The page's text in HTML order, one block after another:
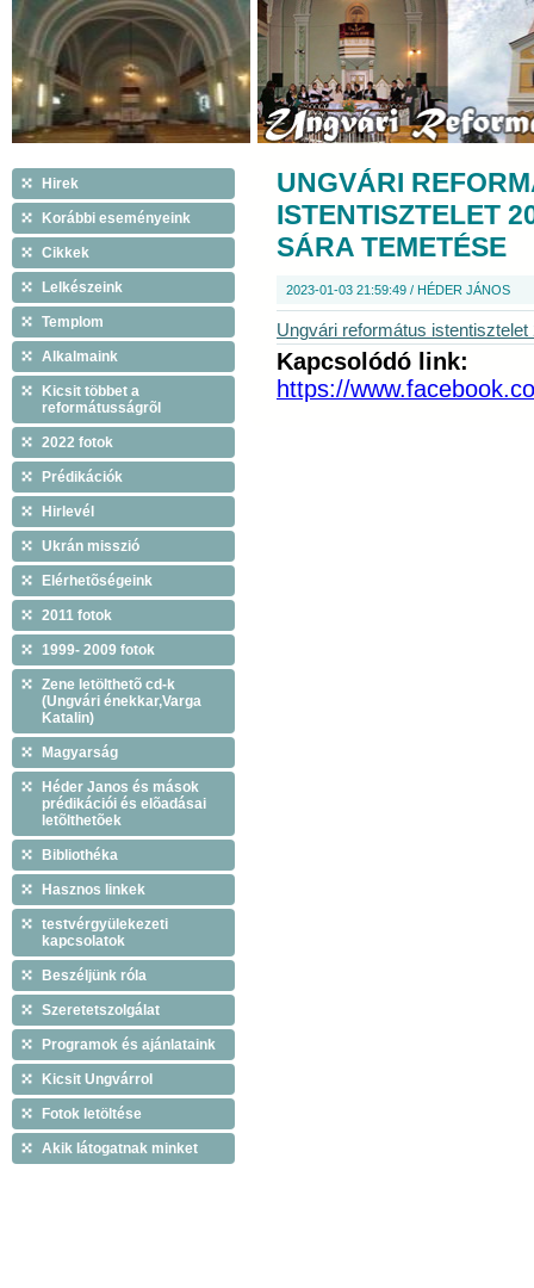
Hirek
Korábbi eseményeink
Cikkek
Lelkészeink
Templom
Alkalmaink
Kicsit többet a
reformátusságrõl
2022 fotok
Prédikációk
Hirlevél
Ukrán misszió
Elérhetõségeink
2011 fotok
1999- 2009 fotok
Zene letölthetõ cd-k
(Ungvári énekkar,Varga
Katalin)
Magyarság
Héder Janos és mások
prédikációi és elõadásai
letõlthetõek
Bibliothéka
Hasznos linkek
testvérgyülekezeti
kapcsolatok
Beszéljünk róla
Szeretetszolgálat
Programok és ajánlataink
Kicsit Ungvárrol
Fotok letöltése
Akik látogatnak minket
UNGVÁRI
ISTENTISZTELET
SÁRA TEMETÉSE
2023-01-03 21:59:49 / HÉDER JÁNOS
Ungvári református
Kapcsolódó link:
https://